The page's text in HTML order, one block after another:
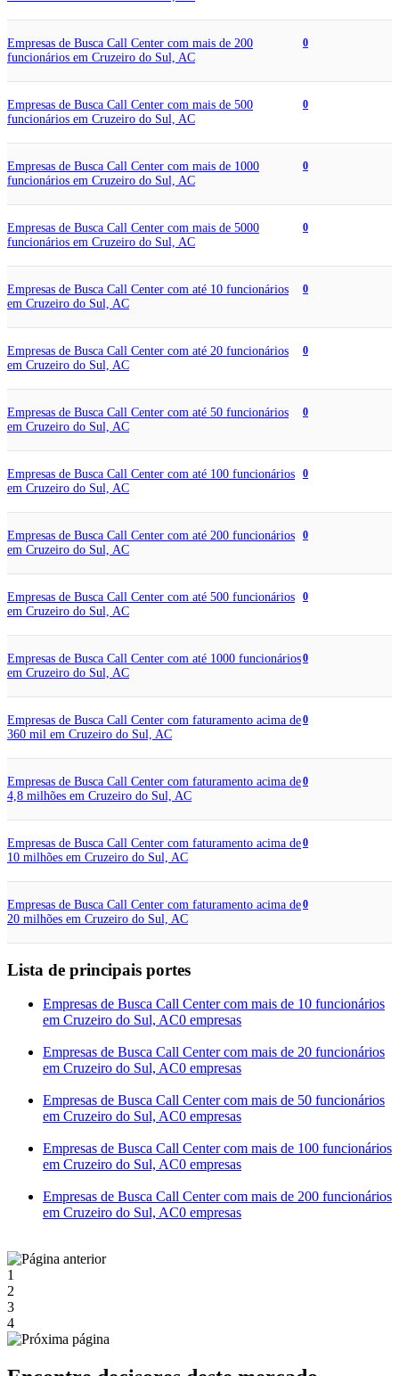
Empresas de Busca Call Center com mais de 200
funcionários em Cruzeiro do Sul, AC
0
Empresas de Busca Call Center com mais de 500
funcionários em Cruzeiro do Sul, AC
0
Empresas de Busca Call Center com mais de 1000
funcionários em Cruzeiro do Sul, AC
0
Empresas de Busca Call Center com mais de 5000
funcionários em Cruzeiro do Sul, AC
0
Empresas de Busca Call Center com até 10 funcionários
em Cruzeiro do Sul, AC
0
Empresas de Busca Call Center com até 20 funcionários
em Cruzeiro do Sul, AC
0
Empresas de Busca Call Center com até 50 funcionários
em Cruzeiro do Sul, AC
0
Empresas de Busca Call Center com até 100 funcionários
em Cruzeiro do Sul, AC
0
Empresas de Busca Call Center com até 200 funcionários
em Cruzeiro do Sul, AC
0
Empresas de Busca Call Center com até 500 funcionários
em Cruzeiro do Sul, AC
0
Empresas de Busca Call Center com até 1000 funcionários
em Cruzeiro do Sul, AC
0
Empresas de Busca Call Center com faturamento acima de
360 mil em Cruzeiro do Sul, AC
0
Empresas de Busca Call Center com faturamento acima de
4,8 milhões em Cruzeiro do Sul, AC
0
Empresas de Busca Call Center com faturamento acima de
10 milhões em Cruzeiro do Sul, AC
0
Empresas de Busca Call Center com faturamento acima de
20 milhões em Cruzeiro do Sul, AC
0
Lista de principais portes
Empresas de Busca Call Center com mais de 10 funcionários
em Cruzeiro do Sul, AC0 empresas
Empresas de Busca Call Center com mais de 20 funcionários
em Cruzeiro do Sul, AC0 empresas
Empresas de Busca Call Center com mais de 50 funcionários
em Cruzeiro do Sul, AC0 empresas
Empresas de Busca Call Center com mais de 100 funcionários
em Cruzeiro do Sul, AC0 empresas
Empresas de Busca Call Center com mais de 200 funcionários
em Cruzeiro do Sul, AC0 empresas
1
2
3
4